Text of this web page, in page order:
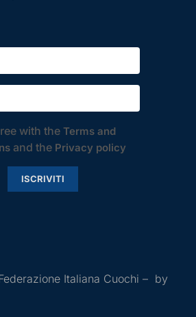
with the Terms and
and the Privacy policy
ISCRIVITI
Italiana Cuochi – by